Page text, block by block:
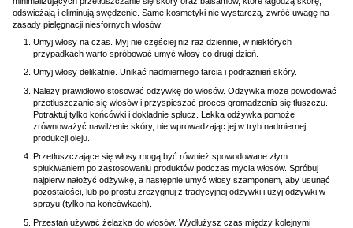
odświeżają i eliminują swędzenie. Same kosmetyki nie wystarczą, zwróć uwagę na
zasady pielęgnacji niesfornych włosów:
Umyj włosy na czas. Myj nie częściej niż raz dziennie, w niektórych
przypadkach warto spróbować umyć włosy co drugi dzień.
Umyj włosy delikatnie. Unikać nadmiernego tarcia i podrażnień skóry.
Należy prawidłowo stosować odżywkę do włosów. Odżywka może powodować
przetłuszczanie się włosów i przyspieszać proces gromadzenia się tłuszczu.
Potraktuj tylko końcówki i dokładnie spłucz. Lekka odżywka pomoże
zrównoważyć nawilżenie skóry, nie wprowadzając jej w tryb nadmiernej
produkcji oleju.
Przetłuszczające się włosy mogą być również spowodowane złym
spłukiwaniem po zastosowaniu produktów podczas mycia włosów. Spróbuj
najpierw nałożyć odżywkę, a następnie umyć włosy szamponem, aby usunąć
pozostałości, lub po prostu zrezygnuj z tradycyjnej odżywki i użyj odżywki w
sprayu (tylko na końcówkach).
Przestań używać żelazka do włosów. Wydłużysz czas między kolejnymi